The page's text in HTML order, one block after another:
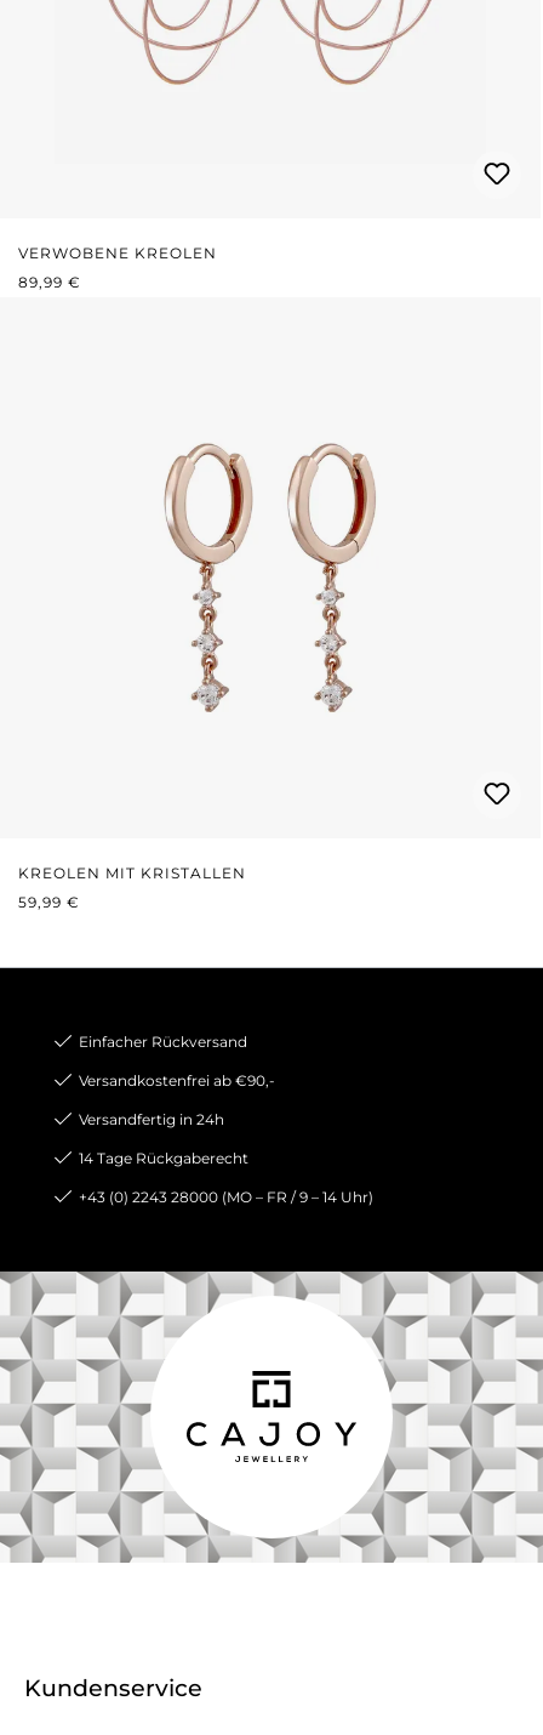
VERWOBENE KREOLEN
REGULÄRER PREIS:
89,99 €
KREOLEN MIT KRISTALLEN
REGULÄRER PREIS:
59,99 €
Einfacher Rückversand
Versandkostenfrei ab €90,-
Versandfertig in 24h
14 Tage Rückgaberecht
+43 (0) 2243 28000 (MO – FR / 9 – 14 Uhr)
Kundenservice